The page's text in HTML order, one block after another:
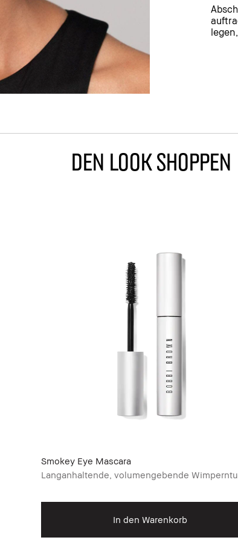
Den Look Shoppen
Smokey Eye Mascara
Langanhaltende, volumengebende
In den Warenkorb